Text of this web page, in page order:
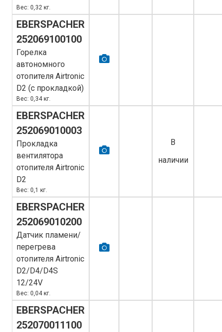
Вес: 0,32 кг.
EBERSPACHER
252069100100
Горелка
автономного
отопителя Airtronic
D2 (с прокладкой)
Вес: 0,34 кг.
EBERSPACHER
252069010003
Прокладка
вентилятора
отопителя Airtronic
D2
Вес: 0,1 кг.
В
наличии
EBERSPACHER
252069010200
Датчик пламени/
перегрева
отопителя Airtronic
D2/D4/D4S
12/24V
Вес: 0,04 кг.
EBERSPACHER
252070011100